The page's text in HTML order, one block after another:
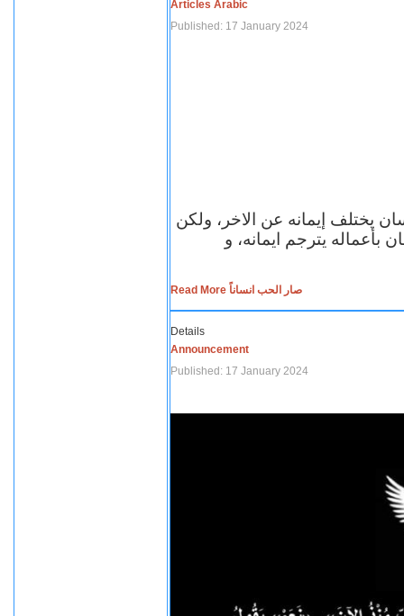
Articles Arabic
Published: 17 January 2024
يختلف إيمانه عن الاخر، ولكن
بأعماله يترجم ايمانه، و
Read More صار الحب انساناً
Details
Announcement
Published: 17 January 2024